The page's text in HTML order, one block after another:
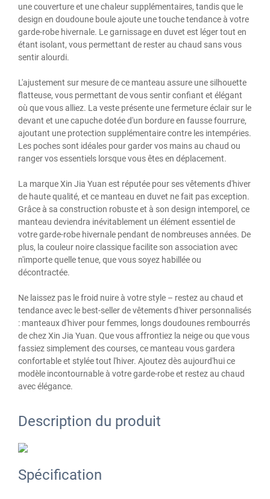
une couverture et une chaleur supplémentaires, tandis que le
design en doudoune boule ajoute une touche tendance à votre
garde-robe hivernale. Le garnissage en duvet est léger tout en
étant isolant, vous permettant de rester au chaud sans vous
sentir alourdi.
L'ajustement sur mesure de ce manteau assure une silhouette
flatteuse, vous permettant de vous sentir confiant et élégant
où que vous alliez. La veste présente une fermeture éclair sur le
devant et une capuche dotée d'un bordure en fausse fourrure,
ajoutant une protection supplémentaire contre les intempéries.
Les poches sont idéales pour garder vos mains au chaud ou
ranger vos essentiels lorsque vous êtes en déplacement.
La marque Xin Jia Yuan est réputée pour ses vêtements d'hiver
de haute qualité, et ce manteau en duvet ne fait pas exception.
Grâce à sa construction robuste et à son design intemporel, ce
manteau deviendra inévitablement un élément essentiel de
votre garde-robe hivernale pendant de nombreuses années. De
plus, la couleur noire classique facilite son association avec
n'importe quelle tenue, que vous soyez habillée ou
décontractée.
Ne laissez pas le froid nuire à votre style – restez au chaud et
tendance avec le best-seller de vêtements d'hiver personnalisés
: manteaux d'hiver pour femmes, longs doudounes rembourrés
de chez Xin Jia Yuan. Que vous affrontiez la neige ou que vous
fassiez simplement des courses, ce manteau vous gardera
confortable et stylée tout l'hiver. Ajoutez dès aujourd'hui ce
modèle incontournable à votre garde-robe et restez au chaud
avec élégance.
Description du produit
Spécification